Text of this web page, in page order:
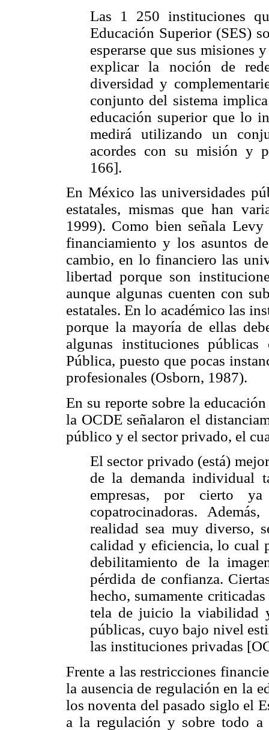
Las 1 250 instituciones
Educación Superior (SES)
esperarse que sus misiones
explicar la noción de
diversidad y
conjunto del sistema
educación superior que lo
medirá utilizando un
acordes con su misión y
166].
En México las universidades
estatales, mismas que han
1999). Como bien señala
financiamiento y los asuntos
cambio, en lo financiero las
libertad porque son
aunque algunas cuenten con
estatales. En lo académico las
porque la mayoría de ellas
algunas instituciones
Pública, puesto que pocas
profesionales (Osborn, 1987).
En su reporte sobre la
la OCDE señalaron el
público y el sector privado, el
El sector privado (está)
de la demanda individual
empresas, por cierto
copatrocinadoras.
realidad sea muy diverso,
calidad y eficiencia, lo cual
debilitamiento de la
pérdida de confianza.
hecho, sumamente
tela de juicio la viabilidad
públicas, cuyo bajo nivel
las instituciones privadas
Frente a las restricciones
la ausencia de regulación en la
los noventa del pasado siglo el
a la regulación y sobre todo a